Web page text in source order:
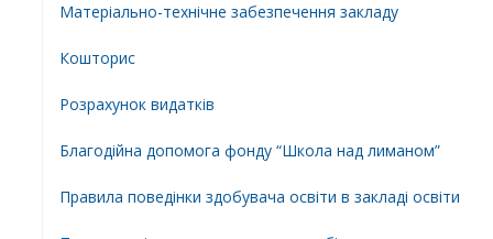
Матеріально-технічне забезпечення закладу
Кошторис
Розрахунок видатків
Благодійна допомога фонду “Школа над лиманом”
Правила поведінки здобувача освіти в закладі освіти